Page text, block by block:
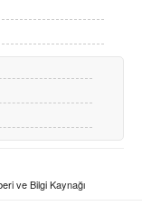
ve Bilgi Kaynağı